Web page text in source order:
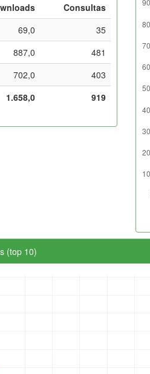
Consultas
69,0
35
887,0
481
702,0
403
1.658,0
919
(top 10)